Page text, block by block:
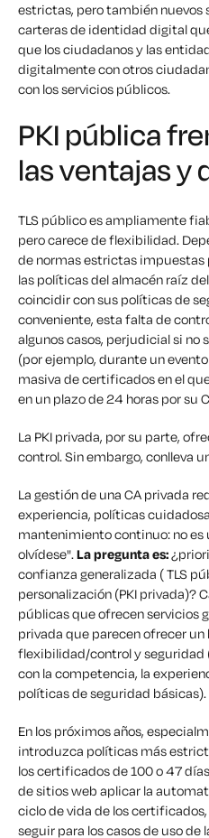
estrictas, pero también nuevos
carteras de identidad digital
que los ciudadanos y las
digitalmente con otros
con los servicios públicos.
PKI pública
las ventajas y
TLS público es ampliamente
pero carece de flexibilidad.
de normas estrictas impuestas
las políticas del almacén raíz
coincidir con sus políticas de
conveniente, esta falta de
algunos casos, perjudicial si no
(por ejemplo, durante un
masiva de certificados en el
en un plazo de 24 horas por su
La PKI privada, por su parte,
control. Sin embargo, conlleva
La gestión de una CA privada
experiencia, políticas
mantenimiento continuo: no es
olvídese".La pregunta es:
confianza generalizada ( TLS
personalización (PKI privada)?
públicas que ofrecen servicios
privada que parecen ofrecer
flexibilidad/control y seguridad
con la competencia, la
políticas de seguridad básicas).
En los próximos años,
introduzca políticas más
los certificados de 100 o 47
de sitios web aplicar la
ciclo de vida de los
seguir para los casos de uso de